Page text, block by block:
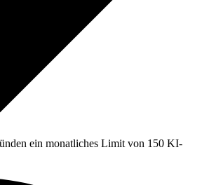
ein monatliches Limit von 150 KI-